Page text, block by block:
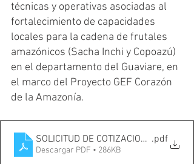
técnicas y operativas asociadas al
fortalecimiento de capacidades
locales para la cadena de frutales
amazónicos (Sacha Inchi y Copoazú)
en el departamento del Guaviare, en
el marco del Proyecto GEF Corazón
de la Amazonía.
SOLICITUD DE COTIZACION aire.pdf
Descargar PDF • 286KB